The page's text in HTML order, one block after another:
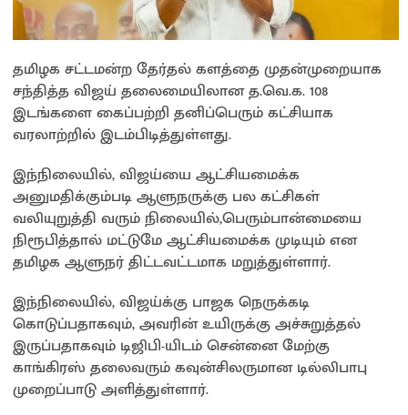
தமிழக சட்டமன்ற தேர்தல் களத்தை முதன்முறையாக
சந்தித்த விஜய் தலைமையிலான த.வெ.க. 108
இடங்களை கைப்பற்றி தனிப்பெரும் கட்சியாக
வரலாற்றில் இடம்பிடித்துள்ளது.
இந்நிலையில், விஜய்யை ஆட்சியமைக்க
அனுமதிக்கும்படி ஆளுநருக்கு பல கட்சிகள்
வலியுறுத்தி வரும் நிலையில்,பெரும்பான்மையை
நிரூபித்தால் மட்டுமே ஆட்சியமைக்க முடியும் என
தமிழக ஆளுநர் திட்டவட்டமாக மறுத்துள்ளார்.
இந்நிலையில், விஜய்க்கு பாஜக நெருக்கடி
கொடுப்பதாகவும், அவரின் உயிருக்கு அச்சுறுத்தல்
இருப்பதாகவும் டிஜிபி-யிடம் சென்னை மேற்கு
காங்கிரஸ் தலைவரும் கவுன்சிலருமான டில்லிபாபு
முறைப்பாடு அளித்துள்ளார்.